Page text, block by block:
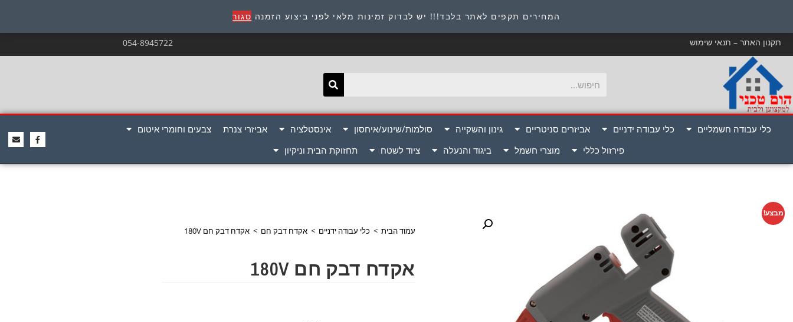
המחירים תקפים לאתר בלבד!!! יש לבדוק זמינות מלאי לפני ביצוע הזמנה סגור כתובת : היוזמים 9 אור יהודה שירות לקוחות 054-8945722
תקנון האתר – תנאי שימוש 054-8945722
כלי עבודה חשמליים כלי עבודה ידניים אביזרים סניטריים גינון והשקייה סולמות/שינוע/איחסון אינסטלציה אביזרי צנרת
צבעים וחומרי איטום
פירזול כללי
מוצרי חשמל ביגוד והנעלה ציוד לשטח תחזוקת הבית וניקיון
מבצע!
עמוד הבית > כלי עבודה ידניים > אקדח דבק חם > אקדח דבק חם 180V
אקדח דבק חם 180V